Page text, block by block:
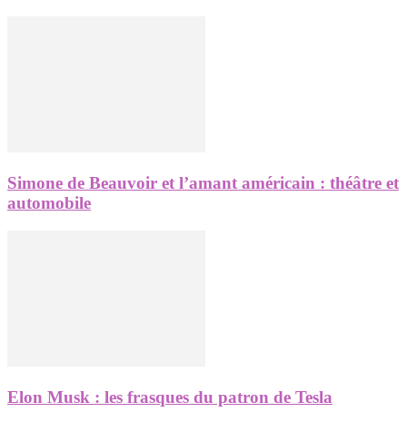
Simone de Beauvoir et l’amant américain : théâtre et
automobile
Elon Musk : les frasques du patron de Tesla